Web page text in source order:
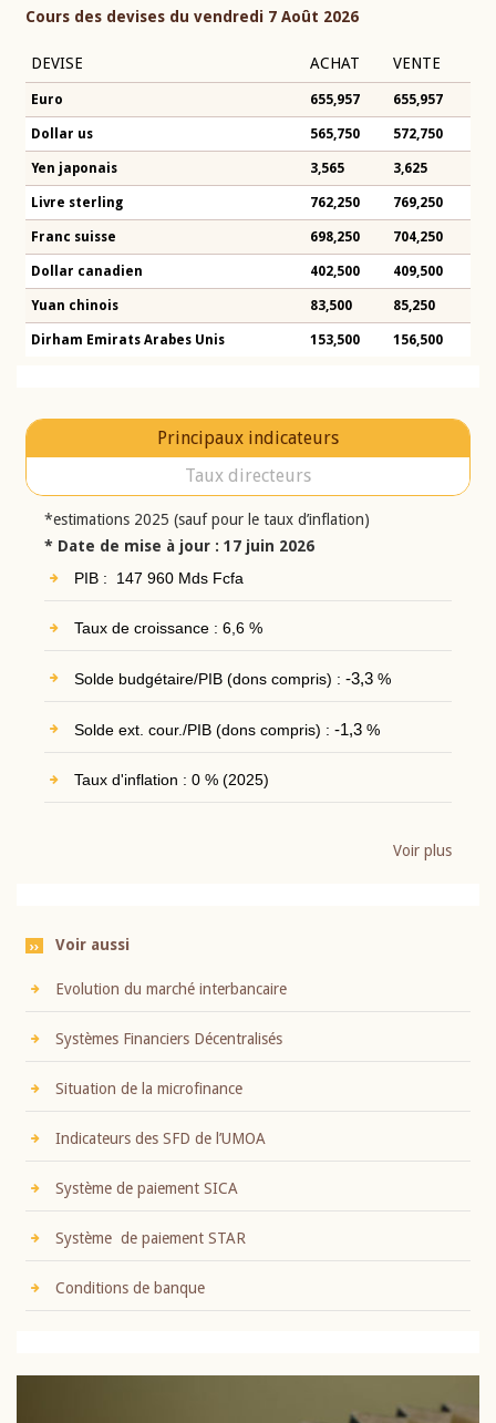
Cours des devises du vendredi 7 Août 2026
DEVISE ACHAT VENTE
Euro 655,957 655,957
Dollar us 565,750 572,750
Yen japonais 3,565 3,625
Livre sterling 762,250 769,250
Franc suisse 698,250 704,250
Dollar canadien 402,500 409,500
Yuan chinois 83,500 85,250
Dirham Emirats Arabes Unis 153,500 156,500
Principaux indicateurs
Taux directeurs
*estimations 2025 (sauf pour le taux d’inflation)
* Date de mise à jour : 17 juin 2026
PIB : 147 960 Mds Fcfa
Taux de croissance : 6,6 %
Solde budgétaire/PIB (dons compris) : -3,3%
Solde ext. cour./PIB (dons compris) : -1,3%
Taux d'inflation : 0 % (2025)
Voir plus
Voir aussi
Evolution du marché interbancaire
Systèmes Financiers Décentralisés
Situation de la microfinance
Indicateurs des SFD de l’UMOA
Système de paiement SICA
Système de paiement STAR
Conditions de banque